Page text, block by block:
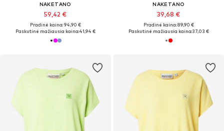
NAKETANO
59,42 €
Pradinė kaina: 94,90 €
Paskutinė mažiausia kaina:41,94 €
NAKETANO
39,68 €
Pradinė kaina: 89,90 €
Paskutinė mažiausia kaina:37,03 €